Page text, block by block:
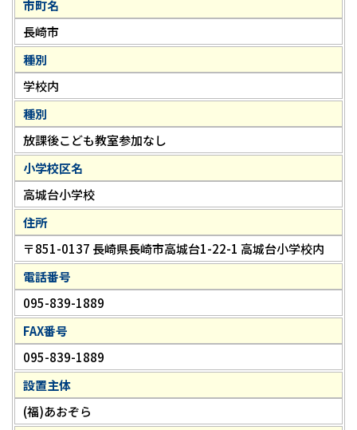
市町名
長崎市
種別
学校内
種別
放課後こども教室参加なし
小学校区名
高城台小学校
住所
〒851-0137 長崎県長崎市高城台1-22-1 高城台小学校内
電話番号
095-839-1889
FAX番号
095-839-1889
設置主体
(福)あおぞら